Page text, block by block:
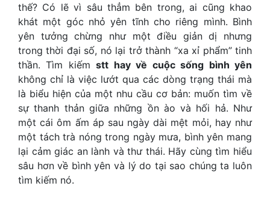
thế? Có lẽ vì sâu thẳm bên trong, ai cũng khao
khát một góc nhỏ yên tĩnh cho riêng mình. Bình
yên tưởng chừng như một điều giản dị nhưng
trong thời đại số, nó lại trở thành “xa xỉ phẩm” tinh
thần. Tìm kiếmstt hay về cuộc sống bình yên
không chỉ là việc lướt qua các dòng trạng thái mà
là biểu hiện của một nhu cầu cơ bản: muốn tìm về
sự thanh thản giữa những ồn ào và hối hả. Như
một cái ôm ấm áp sau ngày dài mệt mỏi, hay như
một tách trà nóng trong ngày mưa, bình yên mang
lại cảm giác an lành và thư thái. Hãy cùng tìm hiểu
sâu hơn về bình yên và lý do tại sao chúng ta luôn
tìm kiếm nó.